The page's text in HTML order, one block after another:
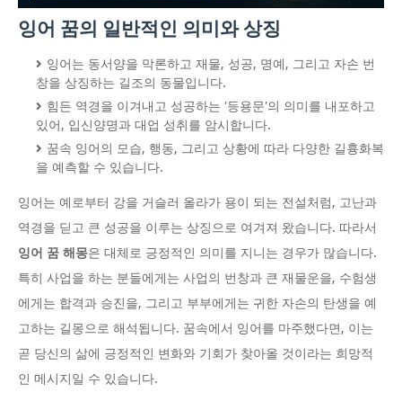
잉어 꿈의 일반적인 의미와 상징
잉어는 동서양을 막론하고 재물, 성공, 명예, 그리고 자손 번
창을 상징하는 길조의 동물입니다.
힘든 역경을 이겨내고 성공하는 '등용문'의 의미를 내포하고
있어, 입신양명과 대업 성취를 암시합니다.
꿈속 잉어의 모습, 행동, 그리고 상황에 따라 다양한 길흉화복
을 예측할 수 있습니다.
잉어는 예로부터 강을 거슬러 올라가 용이 되는 전설처럼, 고난과
역경을 딛고 큰 성공을 이루는 상징으로 여겨져 왔습니다. 따라서
잉어 꿈 해몽은 대체로 긍정적인 의미를 지니는 경우가 많습니다.
특히 사업을 하는 분들에게는 사업의 번창과 큰 재물운을, 수험생
에게는 합격과 승진을, 그리고 부부에게는 귀한 자손의 탄생을 예
고하는 길몽으로 해석됩니다. 꿈속에서 잉어를 마주했다면, 이는
곧 당신의 삶에 긍정적인 변화와 기회가 찾아올 것이라는 희망적
인 메시지일 수 있습니다.